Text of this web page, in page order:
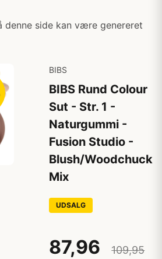
denne side kan være genereret
BIBS
BIBS Rund Colour
Sut - Str. 1 -
Naturgummi -
Fusion Studio -
Blush/Woodchuck
Mix
UDSALG
87,96
109,95